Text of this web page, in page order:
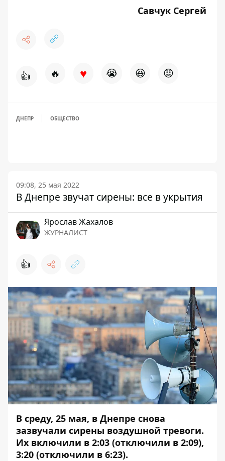
Савчук Сергей
👍 🔥 ♥ 😭 😆 😡
ДНЕПР ОБЩЕСТВО
09:08, 25 мая 2022
В Днепре звучат сирены: все в укрытия
Ярослав Жахалов
ЖУРНАЛИСТ
👍
В среду, 25 мая, в Днепре снова
зазвучали сирены воздушной тревоги.
Их включили в 2:03 (отключили в 2:09),
3:20 (отключили в 6:23).